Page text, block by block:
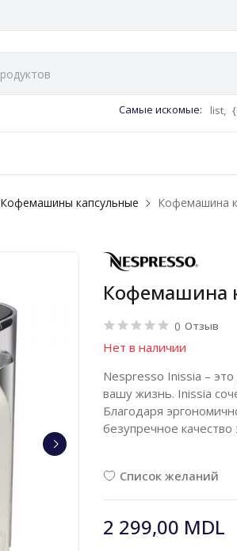
Самые искомые: list,
Кофемашины капсульные Кофемашина
Кофемашина
0 Отзыв
Нет в наличии
Nespresso Inissia –
вашу жизнь. Inissia
Благодаря
безупречное
Список желаний
2 299,00 MDL